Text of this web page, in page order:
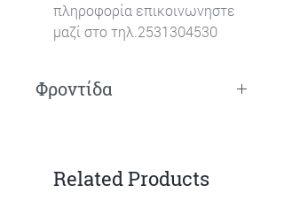
πληροφορία επικοινωνηστε
μαζί στο τηλ.2531304530
Φροντίδα
Related Products